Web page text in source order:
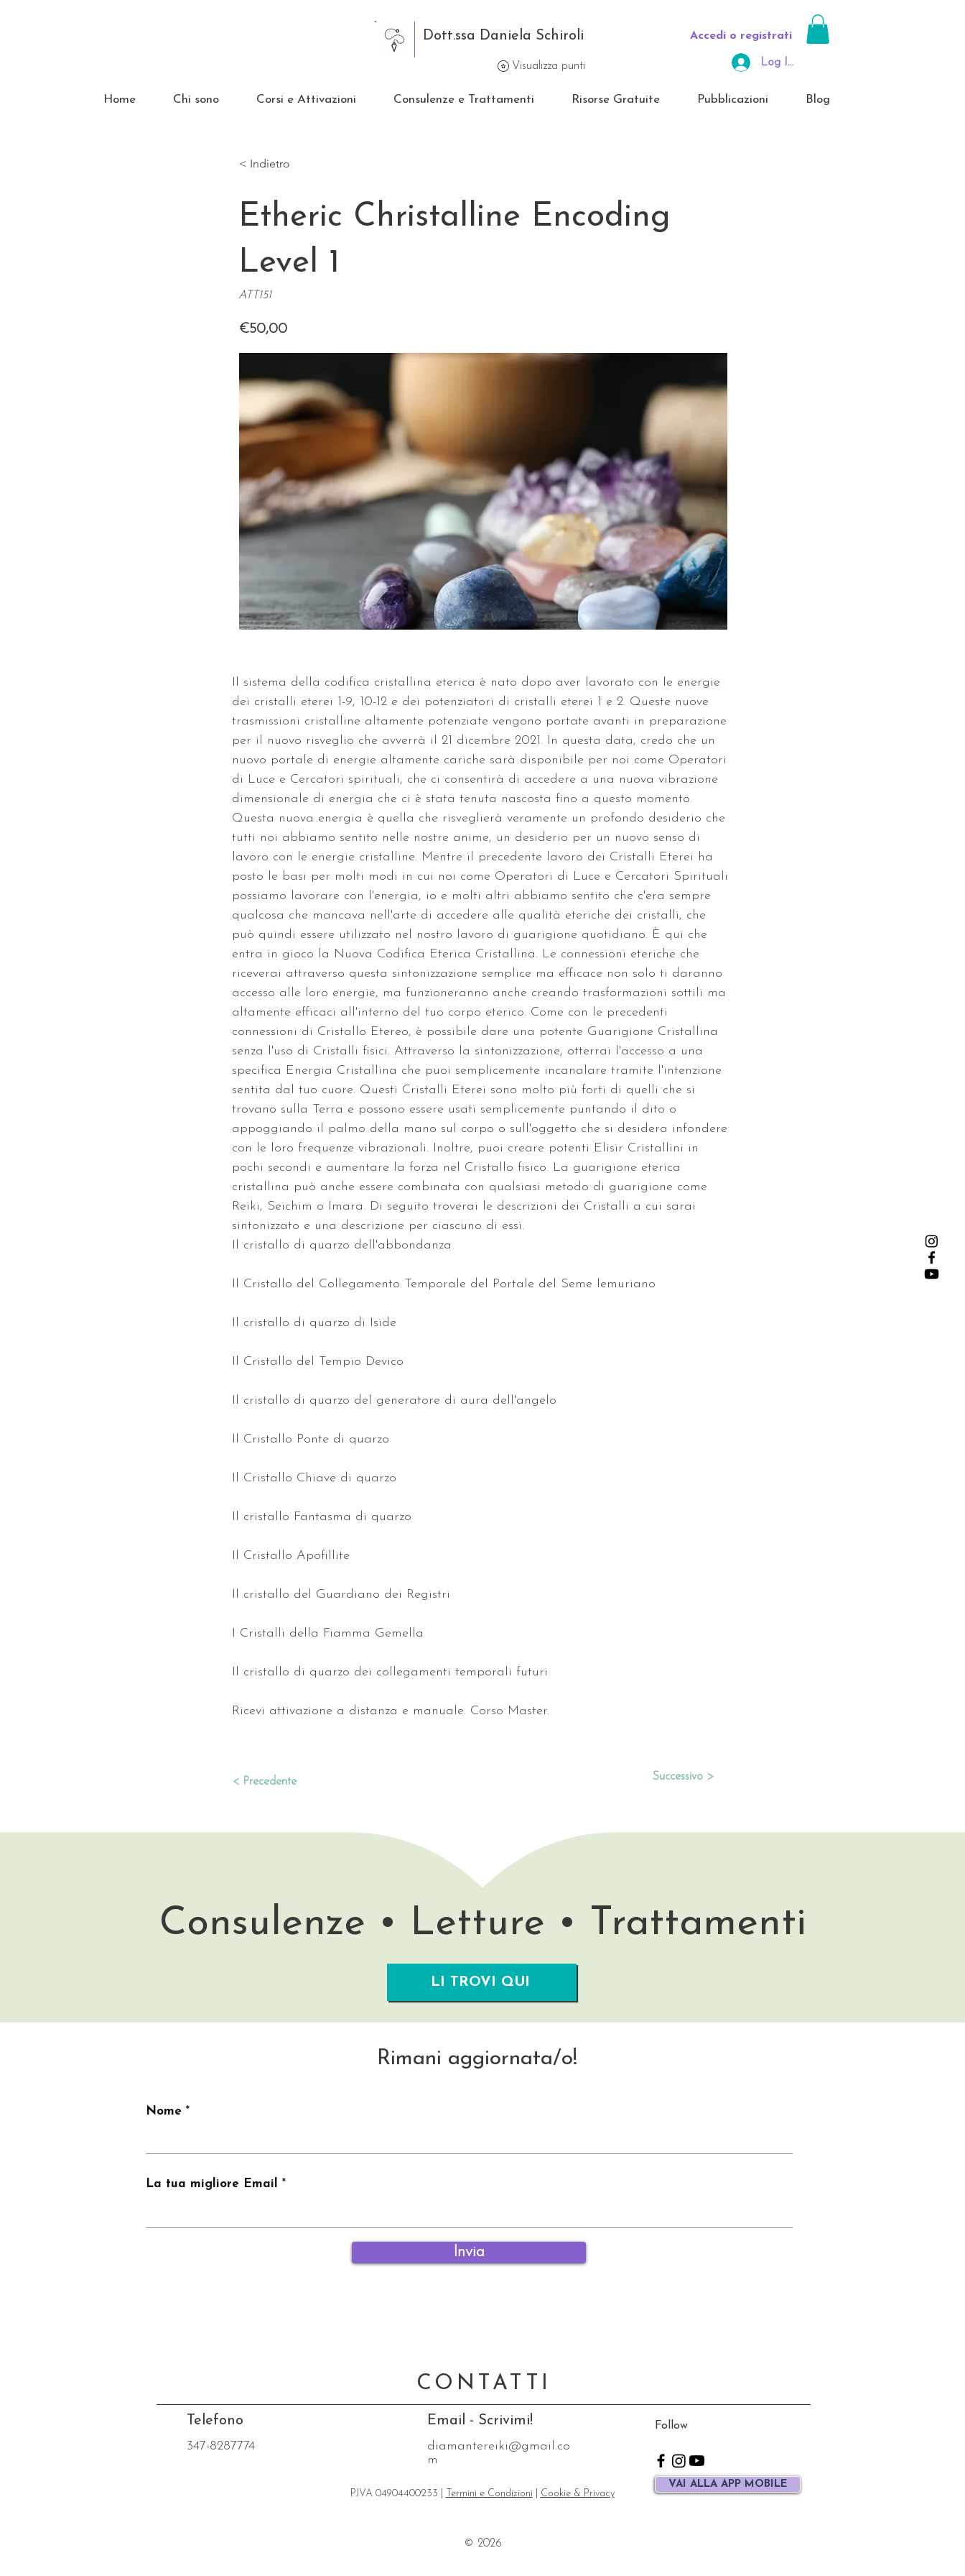
Dott.ssa Daniela Schiroli
Log In Area Riservata
Accedi o registrati
Home Chi sono Corsi e Attivazioni Consulenze e Trattamenti Risorse Gratuite Pubblicazioni Blog
Visualizza punti
< Indietro
Etheric Christalline Encoding
Level 1
ATT151
€50,00
Il sistema della codifica cristallina eterica è nato dopo aver lavorato con le energie
dei cristalli eterei 1-9, 10-12 e dei potenziatori di cristalli eterei 1 e 2. Queste nuove
trasmissioni cristalline altamente potenziate vengono portate avanti in preparazione
per il nuovo risveglio che avverrà il 21 dicembre 2021. In questa data, credo che un
nuovo portale di energie altamente cariche sarà disponibile per noi come Operatori
di Luce e Cercatori spirituali, che ci consentirà di accedere a una nuova vibrazione
dimensionale di energia che ci è stata tenuta nascosta fino a questo momento.
Questa nuova energia è quella che risveglierà veramente un profondo desiderio che
tutti noi abbiamo sentito nelle nostre anime, un desiderio per un nuovo senso di
lavoro con le energie cristalline. Mentre il precedente lavoro dei Cristalli Eterei ha
posto le basi per molti modi in cui noi come Operatori di Luce e Cercatori Spirituali
possiamo lavorare con l'energia, io e molti altri abbiamo sentito che c'era sempre
qualcosa che mancava nell'arte di accedere alle qualità eteriche dei cristalli, che
può quindi essere utilizzato nel nostro lavoro di guarigione quotidiano. È qui che
entra in gioco la Nuova Codifica Eterica Cristallina. Le connessioni eteriche che
riceverai attraverso questa sintonizzazione semplice ma efficace non solo ti daranno
accesso alle loro energie, ma funzioneranno anche creando trasformazioni sottili ma
altamente efficaci all'interno del tuo corpo eterico. Come con le precedenti
connessioni di Cristallo Etereo, è possibile dare una potente Guarigione Cristallina
senza l'uso di Cristalli fisici. Attraverso la sintonizzazione, otterrai l'accesso a una
specifica Energia Cristallina che puoi semplicemente incanalare tramite l'intenzione
sentita dal tuo cuore. Questi Cristalli Eterei sono molto più forti di quelli che si
trovano sulla Terra e possono essere usati semplicemente puntando il dito o
appoggiando il palmo della mano sul corpo o sull'oggetto che si desidera infondere
con le loro frequenze vibrazionali. Inoltre, puoi creare potenti Elisir Cristallini in
pochi secondi e aumentare la forza nel Cristallo fisico. La guarigione eterica
cristallina può anche essere combinata con qualsiasi metodo di guarigione come
Reiki, Seichim o Imara. Di seguito troverai le descrizioni dei Cristalli a cui sarai
sintonizzato e una descrizione per ciascuno di essi.
Il cristallo di quarzo dell'abbondanza
Il Cristallo del Collegamento Temporale del Portale del Seme lemuriano
Il cristallo di quarzo di Iside
Il Cristallo del Tempio Devico
Il cristallo di quarzo del generatore di aura dell'angelo
Il Cristallo Ponte di quarzo
Il Cristallo Chiave di quarzo
Il cristallo Fantasma di quarzo
Il Cristallo Apofillite
Il cristallo del Guardiano dei Registri
I Cristalli della Fiamma Gemella
Il cristallo di quarzo dei collegamenti temporali futuri
Ricevi attivazione a distanza e manuale. Corso Master.
< Precedente Successivo >
Consulenze • Letture • Trattamenti
LI TROVI QUI
Rimani aggiornata/o!
Nome
La tua migliore Email
Invia
CONTATTI
Telefono
347-8287774
Email - Scrivimi!
diamantereiki@gmail.co
m
Follow
P.IVA 04904400233 | Termini e Condizioni Cookie & Privacy
VAI ALLA APP MOBILE
© 2026